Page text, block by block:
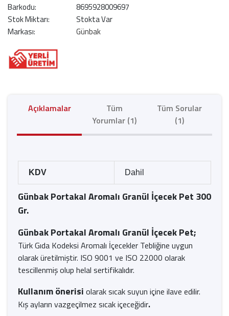
Barkodu:
8695928009697
Stok Miktarı:
Stokta Var
Markası:
Günbak
Açıklamalar
Tüm
Yorumlar (1)
Tüm Sorular
(1)
KDV Dahil
Günbak Portakal Aromalı Granül İçecek Pet 300
Gr.
Günbak Portakal Aromalı Granül İçecek Pet;
Türk Gıda Kodeksi Aromalı İçecekler Tebliğine uygun
olarak üretilmiştir. ISO 9001 ve ISO 22000 olarak
tescillenmiş olup helal sertifikalıdır.
Kullanım önerisi olarak sıcak suyun içine ilave edilir.
Kış ayların vazgeçilmez sıcak içeceğidir.